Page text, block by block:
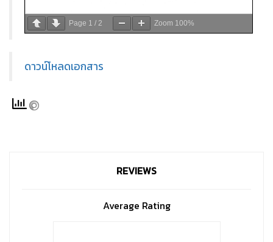
Page 1 / 2 Zoom 100%
ดาวน์โหลดเอกสาร
REVIEWS
Average Rating